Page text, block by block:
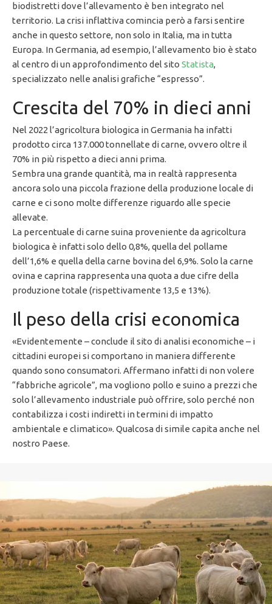
biodistretti dove l’allevamento è ben integrato nel
territorio. La crisi inflattiva comincia però a farsi sentire
anche in questo settore, non solo in Italia, ma in tutta
Europa. In Germania, ad esempio, l’allevamento bio è stato
al centro di un approfondimento del sito Statista,
specializzato nelle analisi grafiche “espresso”.
Crescita del 70% in dieci anni
Nel 2022 l’agricoltura biologica in Germania ha infatti
prodotto circa 137.000 tonnellate di carne, ovvero oltre il
70% in più rispetto a dieci anni prima.
Sembra una grande quantità, ma in realtà rappresenta
ancora solo una piccola frazione della produzione locale di
carne e ci sono molte differenze riguardo alle specie
allevate.
La percentuale di carne suina proveniente da agricoltura
biologica è infatti solo dello 0,8%, quella del pollame
dell’1,6% e quella della carne bovina del 6,9%. Solo la carne
ovina e caprina rappresenta una quota a due cifre della
produzione totale (rispettivamente 13,5 e 13%).
Il peso della crisi economica
«Evidentemente – conclude il sito di analisi economiche – i
cittadini europei si comportano in maniera differente
quando sono consumatori. Affermano infatti di non volere
“fabbriche agricole”, ma vogliono pollo e suino a prezzi che
solo l’allevamento industriale può offrire, solo perché non
contabilizza i costi indiretti in termini di impatto
ambientale e climatico». Qualcosa di simile capita anche nel
nostro Paese.